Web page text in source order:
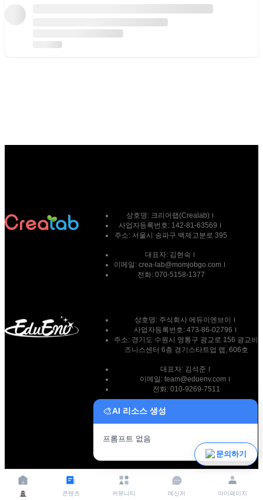
파일 업로드
🎨AI 리소스 생성
프롬프트 없음
상호명: 크리어랩(Crealab)
사업자등록번호: 142-81-63569
주소: 서울시 송파구 백제고분로 395
대표자: 김현숙
이메일: crea-lab@momjobgo.com
전화: 070-5158-1377
상호명: 주식회사 에듀이엔브이
사업자등록번호: 473-86-02796
주소: 경기도 수원시 영통구 광교로 156 광교비
즈니스센터 6층 경기스타트업 랩, 606호
대표자: 김석준
이메일: team@eduenv.com
전화: 010-9269-7511
문의하기
홈 콘텐츠 커뮤니티 메신저 마이페이지